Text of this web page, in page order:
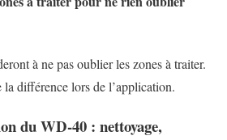
à ne pas oublier les zones à traiter.
différence lors de l’application.
du WD-40 : nettoyage,